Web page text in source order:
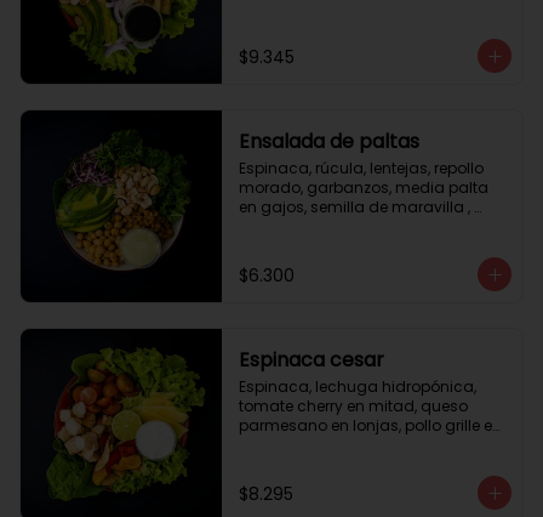
balsámica.
$9.345
Ensalada de paltas
Espinaca, rúcula, lentejas, repollo
morado, garbanzos, media palta
en gajos, semilla de maravilla ,
$6.300
Espinaca cesar
Espinaca, lechuga hidropónica,
tomate cherry en mitad, queso
parmesano en lonjas, pollo grille en
$8.295